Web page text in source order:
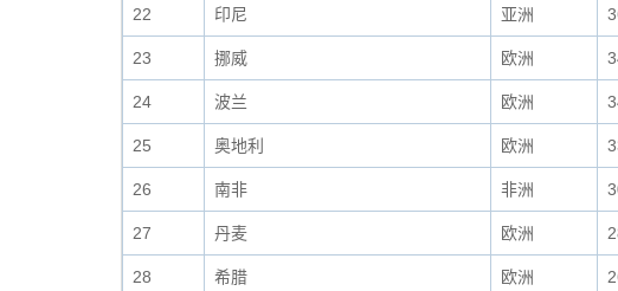
22 印尼 亚洲
23 挪威 欧洲
24 波兰 欧洲
25 奥地利 欧洲
26 南非 非洲
27 丹麦 欧洲
28 希腊 欧洲